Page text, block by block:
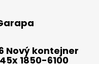
Nový kontejner
1850-6100